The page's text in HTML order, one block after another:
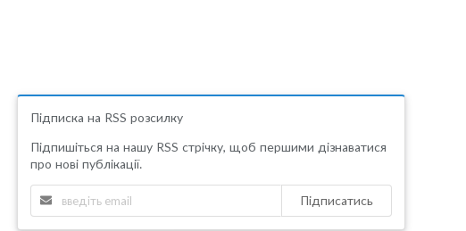
Підписка на RSS розсилку
Підпишіться на нашу RSS стрічку, щоб першими дізнаватися
про нові публікації.
Підписатись